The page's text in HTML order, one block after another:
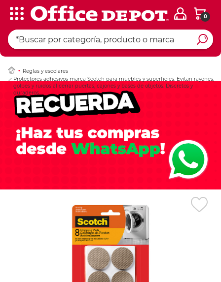
0
Reglas y escolares
Protectores adhesivos marca Scotch para muebles y superficies. Evitan rayones,
golpes y ruidos al cerrar puertas, cajones y bases de objetos. Discretos y
duraderos.
Ingresar Codigo